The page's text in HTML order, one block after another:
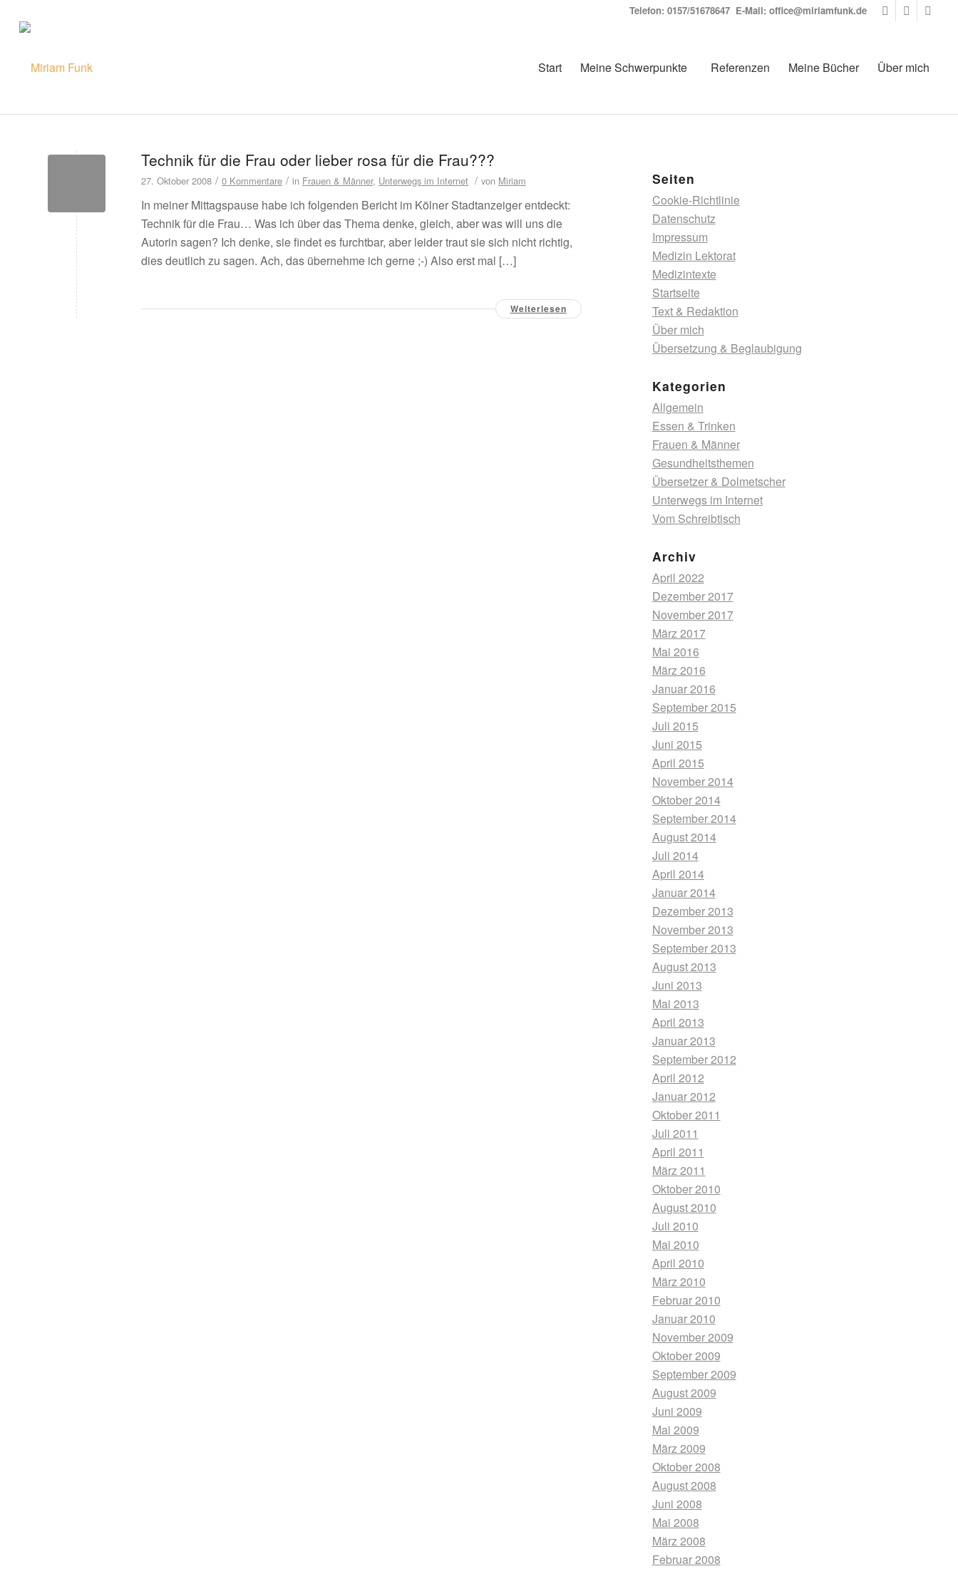
Telefon:0157/51678647 E-Mail:office@miriamfunk.de
Start Meine Schwerpunkte Referenzen Meine Bücher Über mich
Technik für die Frau oder lieber rosa für die Frau???
27. Oktober 2008 / 0 Kommentare / in Frauen & Männer, Unterwegs im Internet / von Miriam
In meiner Mittagspause habe ich folgenden Bericht im Kölner Stadtanzeiger entdeckt:
Technik für die Frau… Was ich über das Thema denke, gleich, aber was will uns die
Autorin sagen? Ich denke, sie findet es furchtbar, aber leider traut sie sich nicht richtig,
dies deutlich zu sagen. Ach, das übernehme ich gerne ;-) Also erst mal […]
Weiterlesen
Seiten
Cookie-Richtlinie
Datenschutz
Impressum
Medizin Lektorat
Medizintexte
Startseite
Text & Redaktion
Über mich
Übersetzung & Beglaubigung
Kategorien
Allgemein
Essen & Trinken
Frauen & Männer
Gesundheitsthemen
Übersetzer & Dolmetscher
Unterwegs im Internet
Vom Schreibtisch
Archiv
April 2022
Dezember 2017
November 2017
März 2017
Mai 2016
März 2016
Januar 2016
September 2015
Juli 2015
Juni 2015
April 2015
November 2014
Oktober 2014
September 2014
August 2014
Juli 2014
April 2014
Januar 2014
Dezember 2013
November 2013
September 2013
August 2013
Juni 2013
Mai 2013
April 2013
Januar 2013
September 2012
April 2012
Januar 2012
Oktober 2011
Juli 2011
April 2011
März 2011
Oktober 2010
August 2010
Juli 2010
Mai 2010
April 2010
März 2010
Februar 2010
Januar 2010
November 2009
Oktober 2009
September 2009
August 2009
Juni 2009
Mai 2009
März 2009
Oktober 2008
August 2008
Juni 2008
Mai 2008
März 2008
Februar 2008